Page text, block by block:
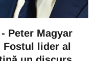
Peter Magyar
Fostul lider al